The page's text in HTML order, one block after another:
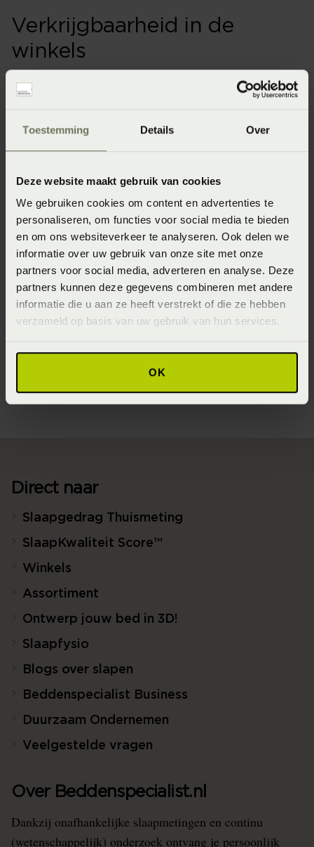
Toestemming Details Over
Deze website maakt gebruik van cookies
We gebruiken cookies om content en advertenties te
personaliseren, om functies voor social media te bieden
en om ons websiteverkeer te analyseren. Ook delen we
informatie over uw gebruik van onze site met onze
partners voor social media, adverteren en analyse. Deze
partners kunnen deze gegevens combineren met andere
informatie die u aan ze heeft verstrekt of die ze hebben
verzameld op basis van uw gebruik van hun services.
OK
Verkrijgbaarheid in de
winkels
Onze webshopproducten zijn niet altijd verkrijgbaar in
de winkel. Wil je het product in de winkel bekijken?
Informeer dan eerst naar de beschikbaarheid.
Specificaties
Artikelnummer
8715944636605
Wasinstructie
Maximaal 30 graden (Wassen op maximaal 30 graden)
Direct naar
Slaapgedrag Thuismeting
SlaapKwaliteit Score™
Winkels
Assortiment
Ontwerp jouw bed in 3D!
Slaapfysio
Blogs over slapen
Beddenspecialist Business
Duurzaam Ondernemen
Veelgestelde vragen
Over Beddenspecialist.nl
Dankzij onafhankelijke slaapmetingen en continu
(wetenschappelijk) onderzoek ontvang je persoonlijk